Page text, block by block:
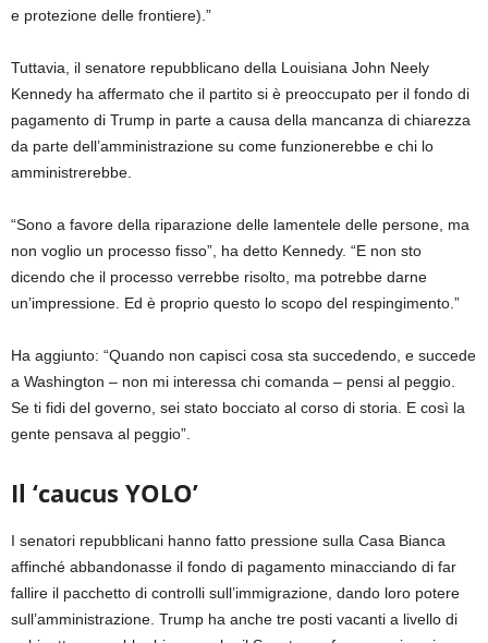
e protezione delle frontiere).”
Tuttavia, il senatore repubblicano della Louisiana John Neely
Kennedy ha affermato che il partito si è preoccupato per il fondo di
pagamento di Trump in parte a causa della mancanza di chiarezza
da parte dell’amministrazione su come funzionerebbe e chi lo
amministrerebbe.
“Sono a favore della riparazione delle lamentele delle persone, ma
non voglio un processo fisso”, ha detto Kennedy. “E non sto
dicendo che il processo verrebbe risolto, ma potrebbe darne
un’impressione. Ed è proprio questo lo scopo del respingimento.”
Ha aggiunto: “Quando non capisci cosa sta succedendo, e succede
a Washington – non mi interessa chi comanda – pensi al peggio.
Se ti fidi del governo, sei stato bocciato al corso di storia. E così la
gente pensava al peggio”.
Il ‘caucus YOLO’
I senatori repubblicani hanno fatto pressione sulla Casa Bianca
affinché abbandonasse il fondo di pagamento minacciando di far
fallire il pacchetto di controlli sull’immigrazione, dando loro potere
sull’amministrazione. Trump ha anche tre posti vacanti a livello di